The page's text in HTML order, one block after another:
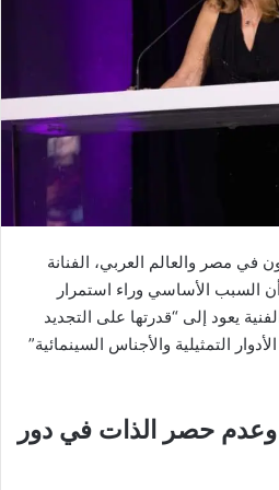
في مصر والعالم العربي، الفنانة
أن السبب الأساسي وراء استمرار
يعود إلى “قدرتها على التجديد
التمثيلية والأجناس السينمائية”
وعدم حصر الذات في دور